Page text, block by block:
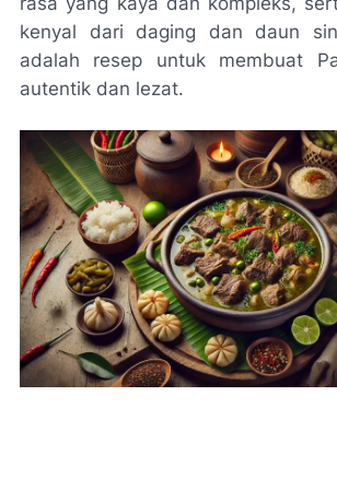
kenyal dari daging dan daun
adalah resep untuk membuat
autentik dan lezat.